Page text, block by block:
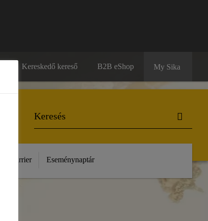
Kereskedő kereső B2B eShop My Sika
Karrier Eseménynaptár